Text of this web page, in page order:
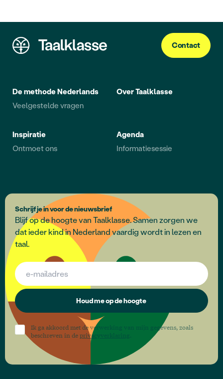
Contact
De methode Nederlands
Veelgestelde vragen
Over Taalklasse
Inspiratie
Ontmoet ons
Agenda
Informatiesessie
Schrijf je in voor de nieuwsbrief
Blijf op de hoogte van Taalklasse. Samen zorgen we
dat ieder kind in Nederland vaardig wordt in lezen en
taal.
Ik ga akkoord met de verwerking van mijn gegevens, zoals
beschreven in deprivacyverklaring.
Houd me op de hoogte